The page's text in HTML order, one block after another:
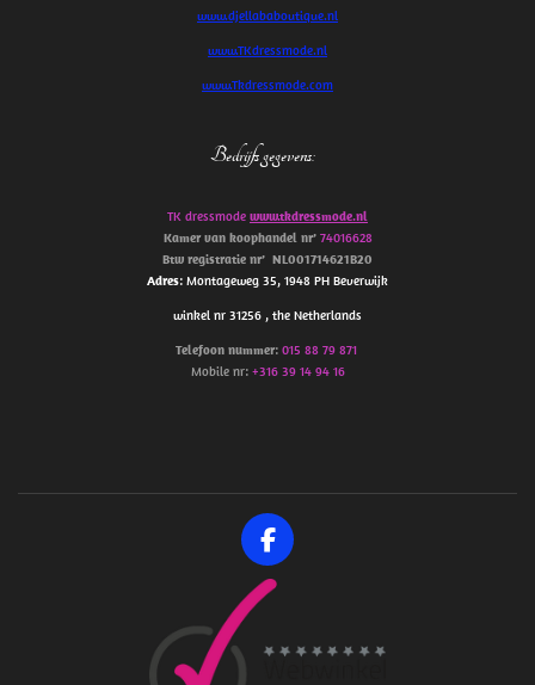
www.djellababoutique.nl
www.TKdressmode.nl
www.Tkdressmode.com
Bedrijfs gegevens:
TK dressmode www.tkdressmode.nl
Kamer van koophandel nr’ 74016628
Btw registratie nr’ NL001714621B20
Adres: Montageweg 35, 1948 PH Beverwijk
winkel nr 31256 , the Netherlands
Telefoon nummer:015 88 79 871
Mobile nr: +316 39 14 94 16
F
a
c
b